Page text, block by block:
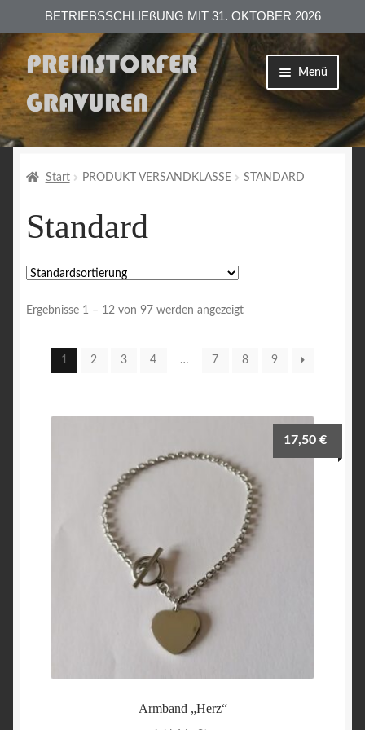
BETRIEBSSCHLIEßUNG MIT 31. OKTOBER 2026
Zur
Navigation
springen
Zum
Inhalt
springen
Menü
Versand
Zahlungsarten
AGB
Datenschutzerklärung
Impressum
Start PRODUKT VERSANDKLASSE STANDARD
Standard
Ergebnisse 1 – 12 von 97 werden angezeigt
1 2 3 4 … 7 8 9
Armband „Herz“
17,50€